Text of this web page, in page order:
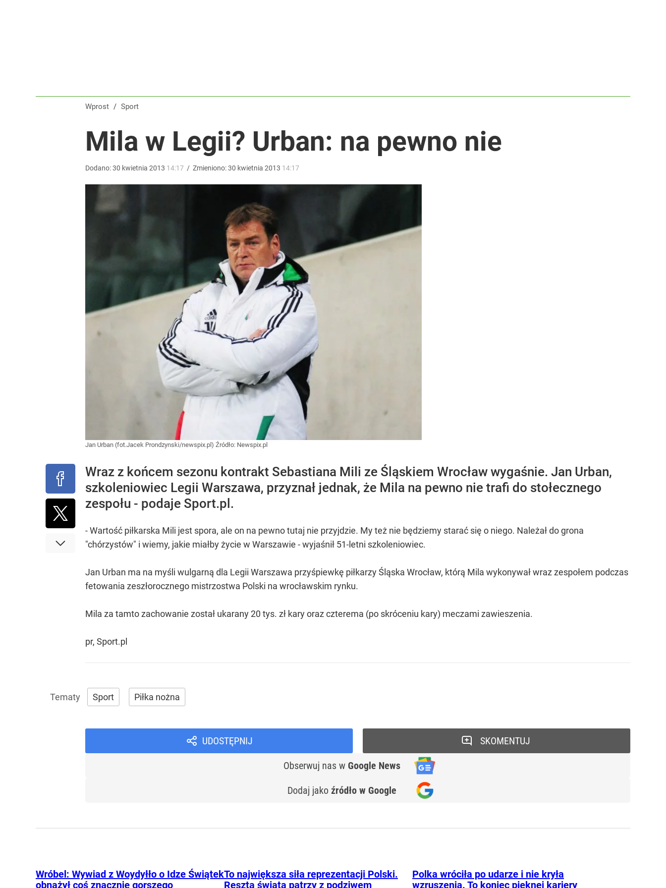
dodaj
Wprost / Sport
Mila w Legii? Urban: na pewno nie
Dodano:30 kwietnia 2013 14:17 / Zmieniono:30 kwietnia 2013 14:17
Jan Urban (fot.Jacek Prondzynski/newspix.pl) Źródło: Newspix.pl
Wraz z końcem sezonu kontrakt Sebastiana Mili ze Śląskiem Wrocław wygaśnie. Jan Urban,
szkoleniowiec Legii Warszawa, przyznał jednak, że Mila na pewno nie trafi do stołecznego
zespołu - podaje Sport.pl.
- Wartość piłkarska Mili jest spora, ale on na pewno tutaj nie przyjdzie. My też nie będziemy starać się o niego. Należał do grona
"chórzystów" i wiemy, jakie miałby życie w Warszawie - wyjaśnił 51-letni szkoleniowiec.
Jan Urban ma na myśli wulgarną dla Legii Warszawa przyśpiewkę piłkarzy Śląska Wrocław, którą Mila wykonywał wraz zespołem podczas
fetowania zeszłorocznego mistrzostwa Polski na wrocławskim rynku.
Mila za tamto zachowanie został ukarany 20 tys. zł kary oraz czterema (po skróceniu kary) meczami zawieszenia.
pr, Sport.pl
Sport Piłka nożna
UDOSTĘPNIJ
Obserwuj nas w Google News
Dodaj jako źródło w Google
SKOMENTUJ
Wróbel: Wywiad z Woydyłło o Idze Świątek
obnażył coś znacznie gorszego
To największa siła reprezentacji Polski.
Reszta świata patrzy z podziwem
Polka wróciła po udarze i nie kryła
wzruszenia. To koniec pięknej kariery